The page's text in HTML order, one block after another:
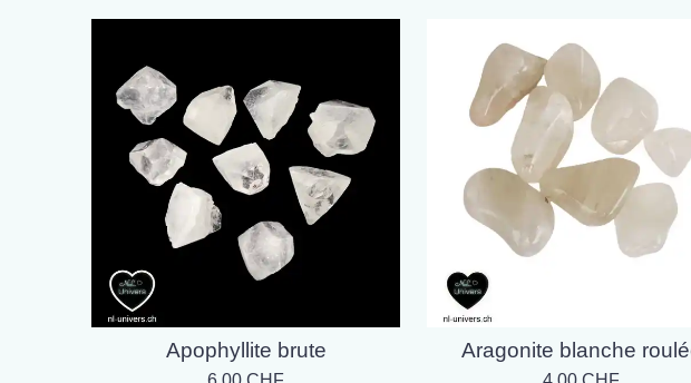
Apophyllite brute Aragonite blanche